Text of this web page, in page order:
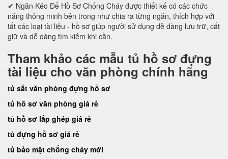
✔ Ngăn Kéo Để Hồ Sơ Chống Cháy được thiết kế có các chức
năng thông minh bên trong như chia ra từng ngăn, thích hợp với
tất các loại tài liệu - hồ sơ giúp người sử dụng dễ dàng lưu trữ, cất
giữ và dễ dàng tìm kiếm khi cần.
Tham khảo các mẫu tủ hồ sơ đựng
tài liệu cho văn phòng chính hãng
tủ sắt văn phòng đựng hồ sơ
tủ hồ sơ văn phòng giá rẻ
tủ hồ sơ lắp ghép giá rẻ
tủ đựng hồ sơ giá rẻ
tủ bảo mật chống cháy mới